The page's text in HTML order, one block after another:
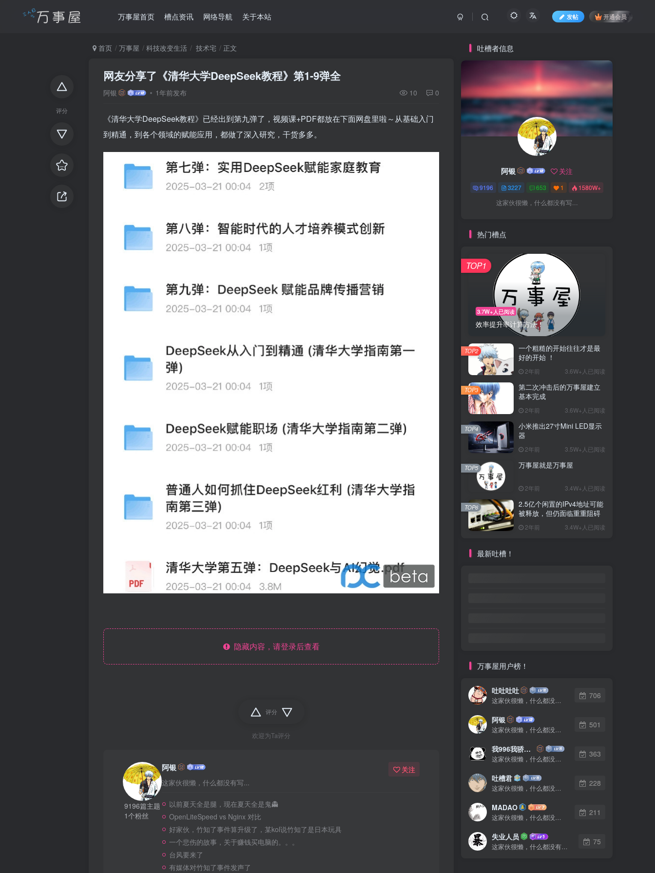
万事屋首页 槽点资讯 网络导航 关于本站 发帖 开通会员
评分
首页 万事屋 科技改变生活 技术宅 正文
网友分享了《清华大学DeepSeek教程》第1-9弹全
阿银 1年前发布 10 0
《清华大学DeepSeek教程》已经出到第九弹了，视频课+PDF都放在下面网盘里啦～从基础入门
到精通，到各个领域的赋能应用，都做了深入研究，干货多多。
隐藏内容，请登录后查看
评分
欢迎为Ta评分
9196篇主题
1个粉丝
阿银
这家伙很懒，什么都没有写...
关注
以前夏天全是腿，现在夏天全是鬼👻
OpenLiteSpeed vs Nginx 对比
好家伙，竹知了事件算升级了，某kol说竹知了是日本玩具
一个悲伤的故事，关于赚钱买电脑的。。。
台风要来了
有媒体对竹知了事件发声了
吐槽者信息
阿银 关注
9196 3227 653 1 1580W+
这家伙很懒，什么都没有写...
热门槽点
3.7W+人已阅读
效率提升率计算方法！
TOP1
一个粗糙的开始往往才是最
好的开始 ！
2年前 3.6W+人已阅读
TOP2
第二次冲击后的万事屋建立
基本完成
2年前 3.6W+人已阅读
TOP3
小米推出27寸Mini LED显示
器
2年前 3.5W+人已阅读
TOP4
万事屋就是万事屋
2年前 3.4W+人已阅读
TOP5
2.5亿个闲置的IPv4地址可能
被释放，但仍面临重重阻碍
2年前 3.4W+人已阅读
TOP6
最新吐槽！
万事屋用户榜！
吐吐吐吐
这家伙很懒，什么都没有写...
706
阿银
这家伙很懒，什么都没有写...
501
我996我骄傲了么
这家伙很懒，什么都没有写...
363
吐槽君
这家伙很懒，什么都没有写...
228
MADAO
这家伙很懒，什么都没有写...
211
失业人员
这家伙很懒，什么都没有写...
75